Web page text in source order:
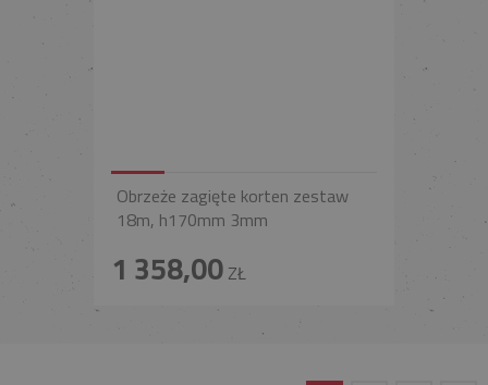
Obrzeże zagięte korten zestaw
18m, h170mm 3mm
1 358,00ZŁ